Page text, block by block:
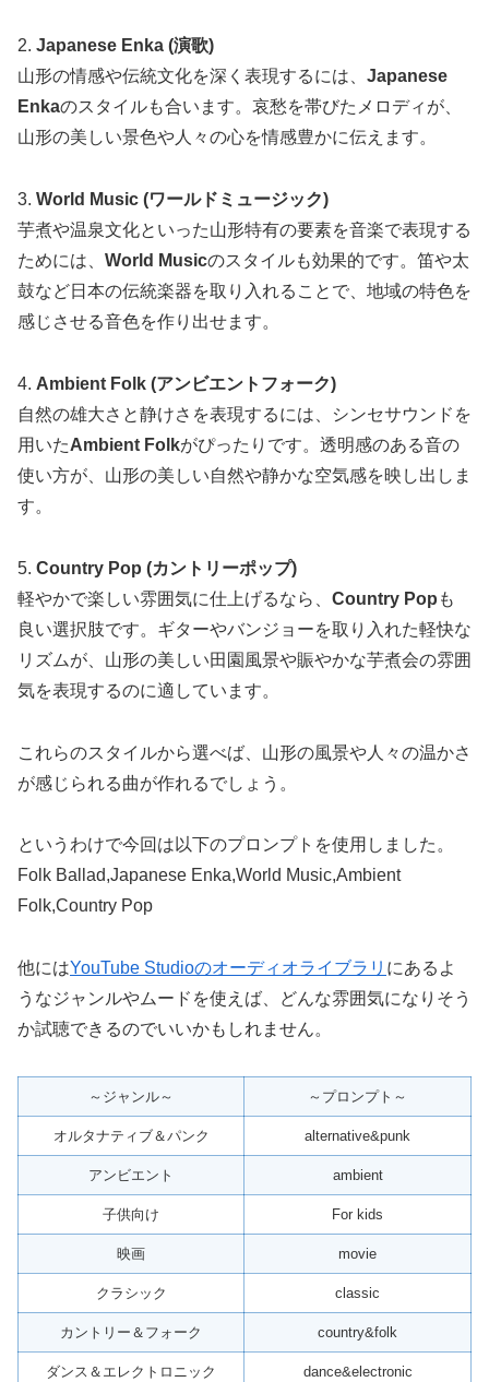
2. Japanese Enka (演歌)
山形の情感や伝統文化を深く表現するには、 Japanese
Enkaのスタイルも合います。哀愁を帯びたメロディが、
山形の美しい景色や人々の心を情感豊かに伝えます。
3. World Music (ワールドミュージック)
芋煮や温泉文化といった山形特有の要素を音楽で表現する
ためには、 World Musicのスタイルも効果的です。笛や太
鼓など日本の伝統楽器を取り入れることで、地域の特色を
感じさせる音色を作り出せます。
4. Ambient Folk (アンビエントフォーク)
自然の雄大さと静けさを表現するには、シンセサウンドを
用いたAmbient Folkがぴったりです。透明感のある音の
使い方が、山形の美しい自然や静かな空気感を映し出しま
す。
5. Country Pop (カントリーポップ)
軽やかで楽しい雰囲気に仕上げるなら、 Country Pop も
良い選択肢です。ギターやバンジョーを取り入れた軽快な
リズムが、山形の美しい田園風景や賑やかな芋煮会の雰囲
気を表現するのに適しています。
これらのスタイルから選べば、山形の風景や人々の温かさ
が感じられる曲が作れるでしょう。
というわけで今回は以下のプロンプトを使用しました。
Folk Ballad,Japanese Enka,World Music,Ambient
Folk,Country Pop
他にはYouTube Studioのオーディオライブラリ にあるよ
うなジャンルやムードを使えば、どんな雰囲気になりそう
か試聴できるのでいいかもしれません。
～ジャンル～ ～プロンプト～
オルタナティブ＆パンク alternative&punk
アンビエント ambient
子供向け For kids
映画 movie
クラシック classic
カントリー＆フォーク country&folk
ダンス＆エレクトロニック dance&electronic